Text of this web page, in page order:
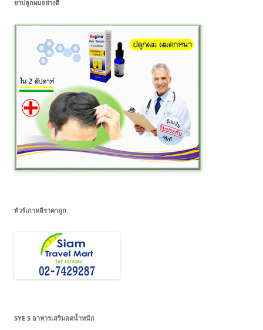
ยาปลูกผมอย่างดี
ทัวร์เกาหลีราคาถูก
SYE S อาหารเสริมลดน้ำหนัก